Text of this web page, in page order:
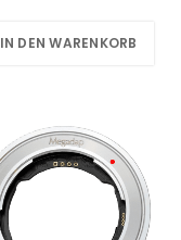
IN DEN WARENKORB